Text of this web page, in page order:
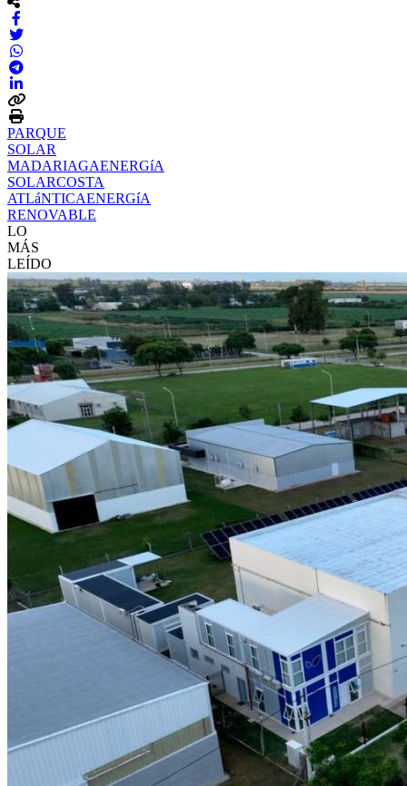
PARQUE
SOLAR
MADARIAGAENERGíA
SOLARCOSTA
ATLáNTICAENERGíA
RENOVABLE
LO
MÁS
LEÍDO